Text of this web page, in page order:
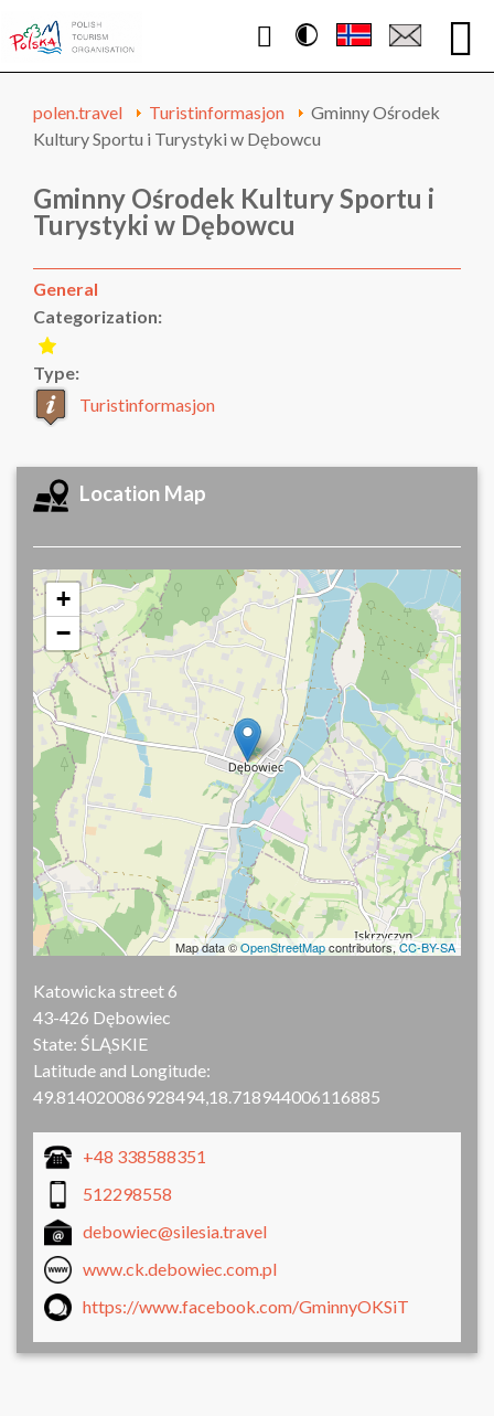
Contrast
WWW.POLEN.TRAVEL
polen.travel Turistinformasjon
Gminny Ośrodek
Kultury Sportu i Turystyki w Dębowcu
Gminny Ośrodek Kultury Sportu i
Turystyki w Dębowcu
General
Categorization:
Type:
Turistinformasjon
Location Map
+
−
Map data ©OpenStreetMapcontributors,CC-BY-SA
Katowicka street 6
43-426 Dębowiec
State: ŚLĄSKIE
Latitude and Longitude:
49.814020086928494,18.718944006116885
+48 338588351
512298558
debowiec@silesia.travel
www.ck.debowiec.com.pl
https://www.facebook.com/GminnyOKSiT